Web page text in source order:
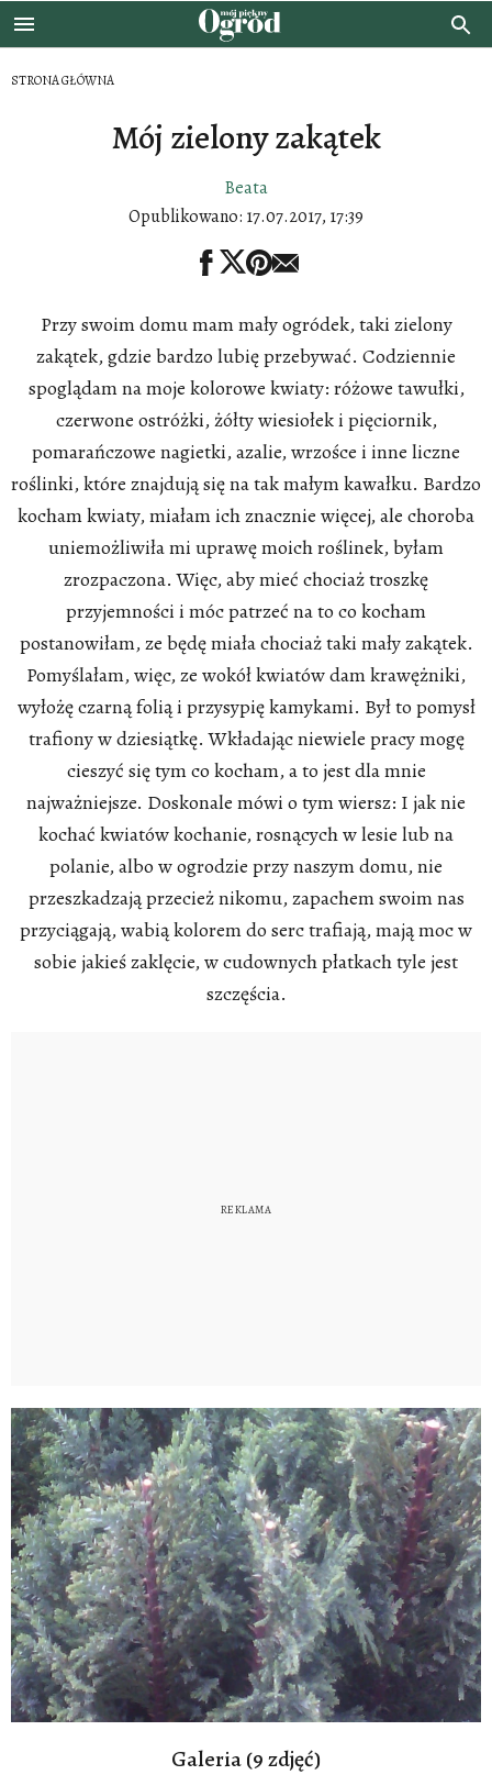
STRONA GŁÓWNA
Mój zielony zakątek
Beata
Opublikowano: 17.07.2017, 17:39
Przy swoim domu mam mały ogródek, taki zielony
zakątek, gdzie bardzo lubię przebywać. Codziennie
spoglądam na moje kolorowe kwiaty: różowe tawułki,
czerwone ostróżki, żółty wiesiołek i pięciornik,
pomarańczowe nagietki, azalie, wrzośce i inne liczne
roślinki, które znajdują się na tak małym kawałku. Bardzo
kocham kwiaty, miałam ich znacznie więcej, ale choroba
uniemożliwiła mi uprawę moich roślinek, byłam
zrozpaczona. Więc, aby mieć chociaż troszkę
przyjemności i móc patrzeć na to co kocham
postanowiłam, ze będę miała chociaż taki mały zakątek.
Pomyślałam, więc, ze wokół kwiatów dam krawężniki,
wyłożę czarną folią i przysypię kamykami. Był to pomysł
trafiony w dziesiątkę. Wkładając niewiele pracy mogę
cieszyć się tym co kocham, a to jest dla mnie
najważniejsze. Doskonale mówi o tym wiersz: I jak nie
kochać kwiatów kochanie, rosnących w lesie lub na
polanie, albo w ogrodzie przy naszym domu, nie
przeszkadzają przecież nikomu, zapachem swoim nas
przyciągają, wabią kolorem do serc trafiają, mają moc w
sobie jakieś zaklęcie, w cudownych płatkach tyle jest
szczęścia.
Galeria (9 zdjęć)